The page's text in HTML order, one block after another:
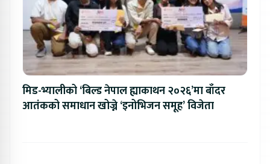
मिड-भ्यालीको ‘बिल्ड नेपाल ह्याकाथन २०२६’मा बाँदर
आतंकको समाधान खोज्ने ‘इनोभिजन समूह’ विजेता